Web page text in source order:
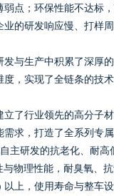
点；环保性能不达标
的研发响应慢、打样
与生产中积累了深厚
，实现了全链条的技
了行业领先的高分子
求，打造了全系列专
主研发的抗老化、耐
理性能，耐臭氧、
上，使用寿命与整车